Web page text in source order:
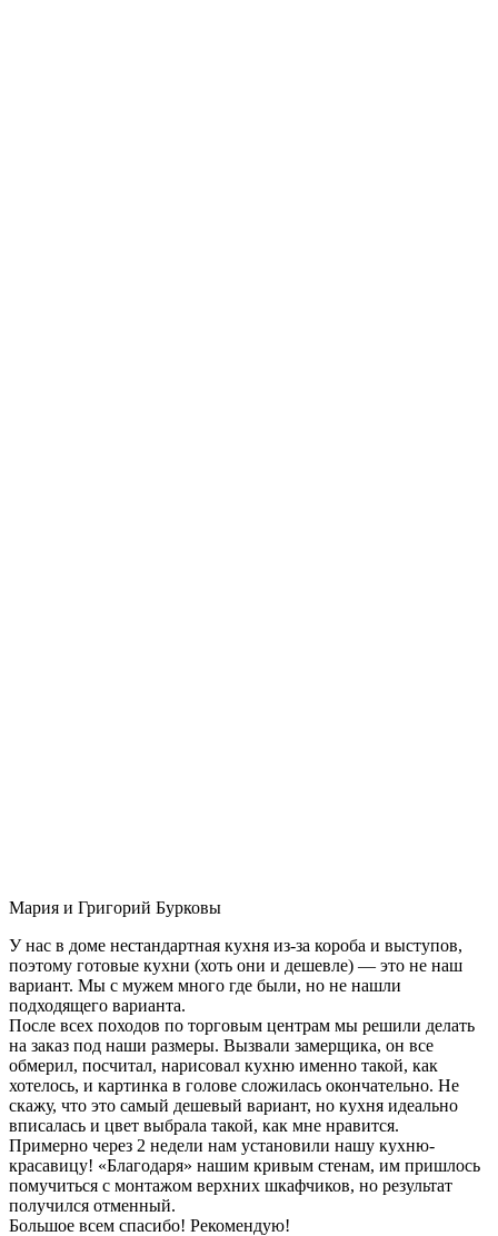
Мария и Григорий Бурковы
У нас в доме нестандартная кухня из-за короба и выступов,
поэтому готовые кухни (хоть они и дешевле) — это не наш
вариант. Мы с мужем много где были, но не нашли
подходящего варианта.
После всех походов по торговым центрам мы решили делать
на заказ под наши размеры. Вызвали замерщика, он все
обмерил, посчитал, нарисовал кухню именно такой, как
хотелось, и картинка в голове сложилась окончательно. Не
скажу, что это самый дешевый вариант, но кухня идеально
вписалась и цвет выбрала такой, как мне нравится.
Примерно через 2 недели нам установили нашу кухню-
красавицу! «Благодаря» нашим кривым стенам, им пришлось
помучиться с монтажом верхних шкафчиков, но результат
получился отменный.
Большое всем спасибо! Рекомендую!